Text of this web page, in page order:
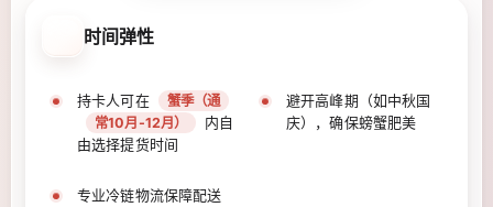
时间弹性
持卡人可在
蟹季（通
常10月-12月）
内自
由选择提货时间
避开高峰期（如中秋国
庆），确保螃蟹肥美
专业冷链物流保障配送